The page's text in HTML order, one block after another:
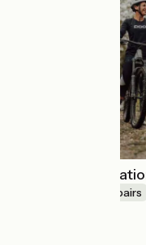
Trace verte,
Bicycle rentals/ repairs